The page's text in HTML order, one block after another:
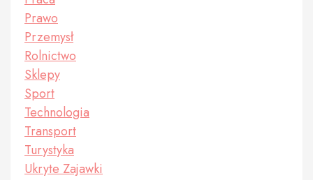
Prawo
Przemysł
Rolnictwo
Sklepy
Sport
Technologia
Transport
Turystyka
Ukryte Zajawki